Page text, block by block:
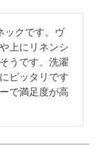
ックです。ヴ
上にリネンシ
うです。洗濯
ピッタリです
で満足度が高